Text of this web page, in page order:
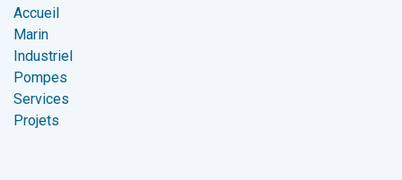
Accueil
Marin
Industriel
Pompes
Services
Projets